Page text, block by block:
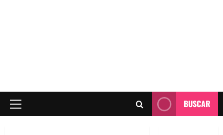
Menú
BUSCAR